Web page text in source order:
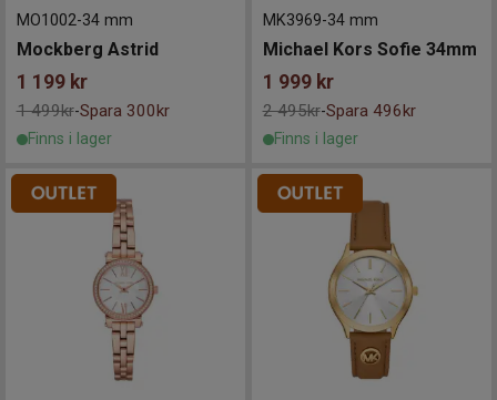
MO1002-34 mm
Mockberg Astrid
1 199 kr
1 499kr-Spara 300kr
Finns i lager
MK3969-34 mm
Michael Kors Sofie 34mm
1 999 kr
2 495kr-Spara 496kr
Finns i lager